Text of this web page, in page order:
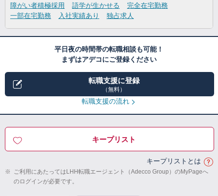
障がい者積極採用
語学が生かせる
完全在宅勤務
一部在宅勤務
入社実績あり 独占求人
平日夜の時間帯の転職相談も可能！
まずはアデコにご登録ください
転職支援に登録
（無料）
転職支援の流れ
キープリスト
キープリストとは
※ ご利用にあたってはLHH転職エージェント（Adecco Group）のMyPageへ
のログインが必要です。